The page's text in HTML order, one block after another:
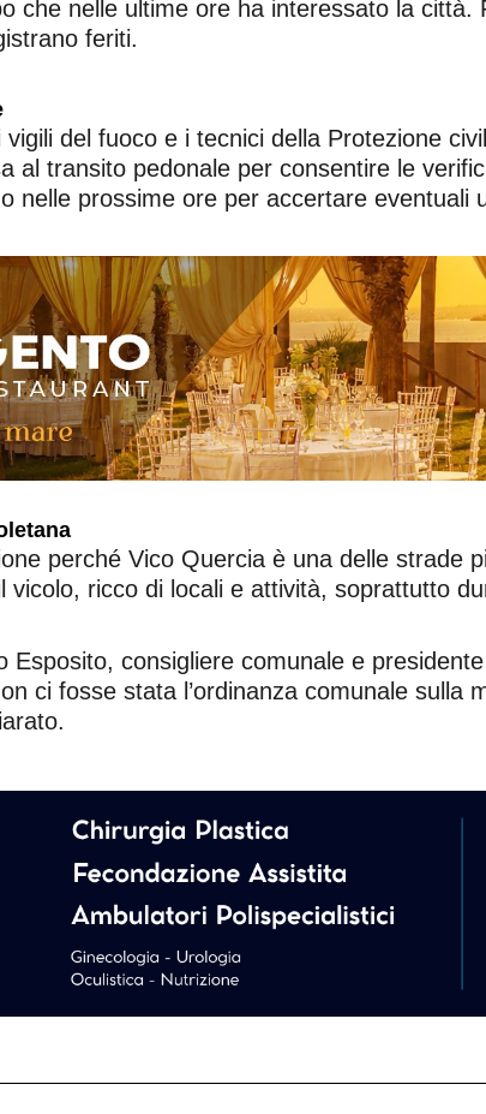
che nelle ultime ore ha interessato la
feriti.
del fuoco e i tecnici della Protezione
al transito pedonale per consentire le
nelle prossime ore per accertare eventuali
perché Vico Quercia è una delle strade
ricco di locali e attività, soprattutto
consigliere comunale e
ci fosse stata l’ordinanza comunale sulla